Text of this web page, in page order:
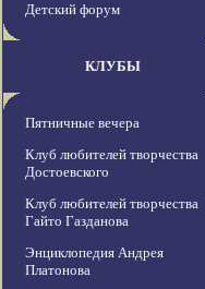
Детский форум
КЛУБЫ
Пятничные вечера
Клуб любителей творчества
Достоевского
Клуб любителей творчества
Гайто Газданова
Энциклопедия Андрея
Платонова